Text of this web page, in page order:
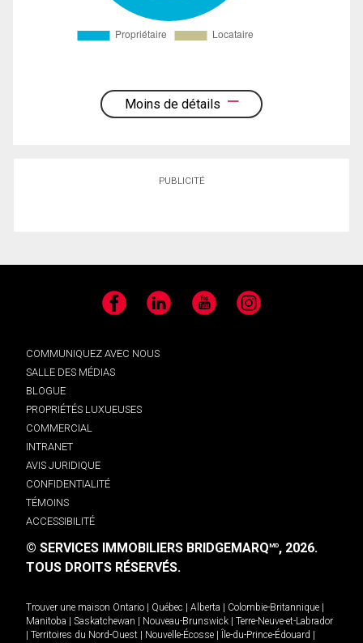
Moins de détails
PUBLICITÉ
Facebook LinkedIn YouTube Instagram
COMMUNIQUEZ AVEC NOUS
SALLE DES MÉDIAS
BLOGUE
PROPRIÉTÉS LUXUEUSES
COMMERCIAL
INTRANET
AVIS JURIDIQUE
CONFIDENTIALITÉ
TÉMOINS
ACCESSIBILITÉ
© SERVICES IMMOBILIERS BRIDGEMARQMD, 2026.
TOUS DROITS RÉSERVÉS.
Trouver une maison Ontario Québec Alberta Colombie-Britannique
Manitoba
Saskatchewan Nouveau-Brunswick
Terre-Neuve-et-Labrador
Territoires du Nord-Ouest Nouvelle-Écosse Île-du-Prince-Édouard